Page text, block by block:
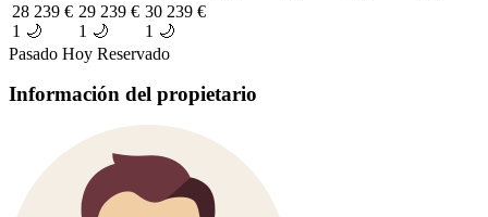
28 239 €
1 🌙
29 239 €
1 🌙
30 239 €
1 🌙
Pasado Hoy Reservado
Información del propietario